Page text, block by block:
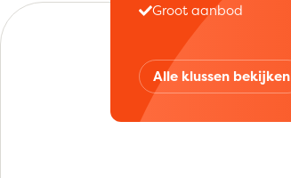
Groot aanbod
Alle klussen bekijken